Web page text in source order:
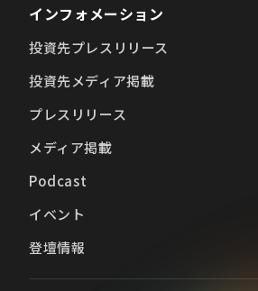
インフォメーション
投資先プレスリリース
投資先メディア掲載
プレスリリース
メディア掲載
Podcast
イベント
登壇情報